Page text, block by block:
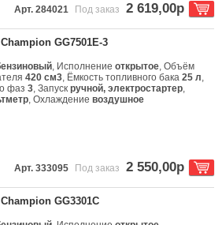
Арт. 284021 Под заказ 2 619,00р
GG7501E-3
, Исполнениеоткрытое, Объём
420 см3, Ёмкость топливного бака25 л,
фаз3, Запускручной, электростартер,
, Охлаждениевоздушное
Арт. 333095 Под заказ 2 550,00р
GG3301C